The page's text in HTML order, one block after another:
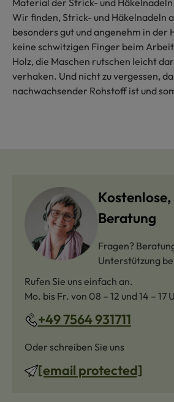
Material der Strick- und
Wir finden, Strick- und Häkelnadeln
besonders gut und angenehm in der
keine schwitzigen Finger beim
Holz, die Maschen rutschen leicht
verhaken. Und nicht zu vergessen,
nachwachsender Rohstoff ist und
Beratung
Fragen?
Unterstützung
Rufen Sie uns einfach an.
Mo. bis Fr. von 08 – 12 und 14 – 17
+49 7564 931711
Oder schreiben Sie uns
[email protected]